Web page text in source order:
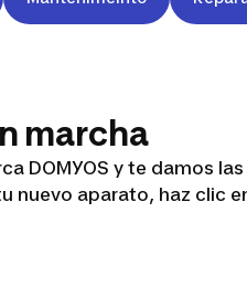
marcha
DOMYOS y te damos
nuevo aparato, haz clic